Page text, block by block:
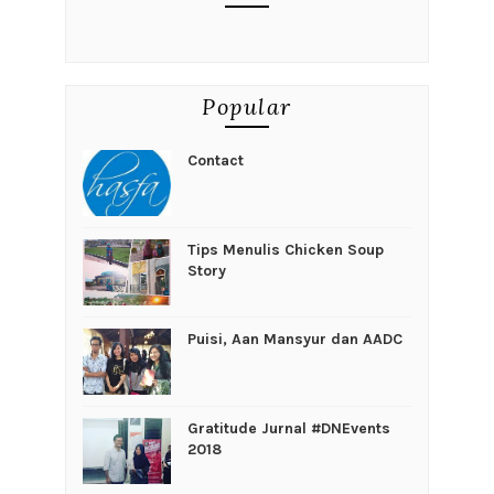
Popular
Contact
Tips Menulis Chicken Soup
Story
Puisi, Aan Mansyur dan AADC
Gratitude Jurnal #DNEvents
2018